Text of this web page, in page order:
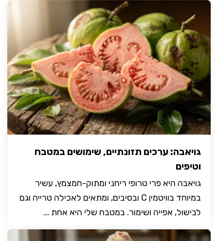
גויאבה: ערכים תזונתיים, שימושים במטבח
וטיפים
גויאבה היא פרי טרופי ריחני ומתוק-חמצמץ, עשיר
במיוחד בוויטמין C ובסיבים, ומתאים לאכילה טרייה וגם
לבישול, אפייה ושימור. במטבח שלי היא אחת ...